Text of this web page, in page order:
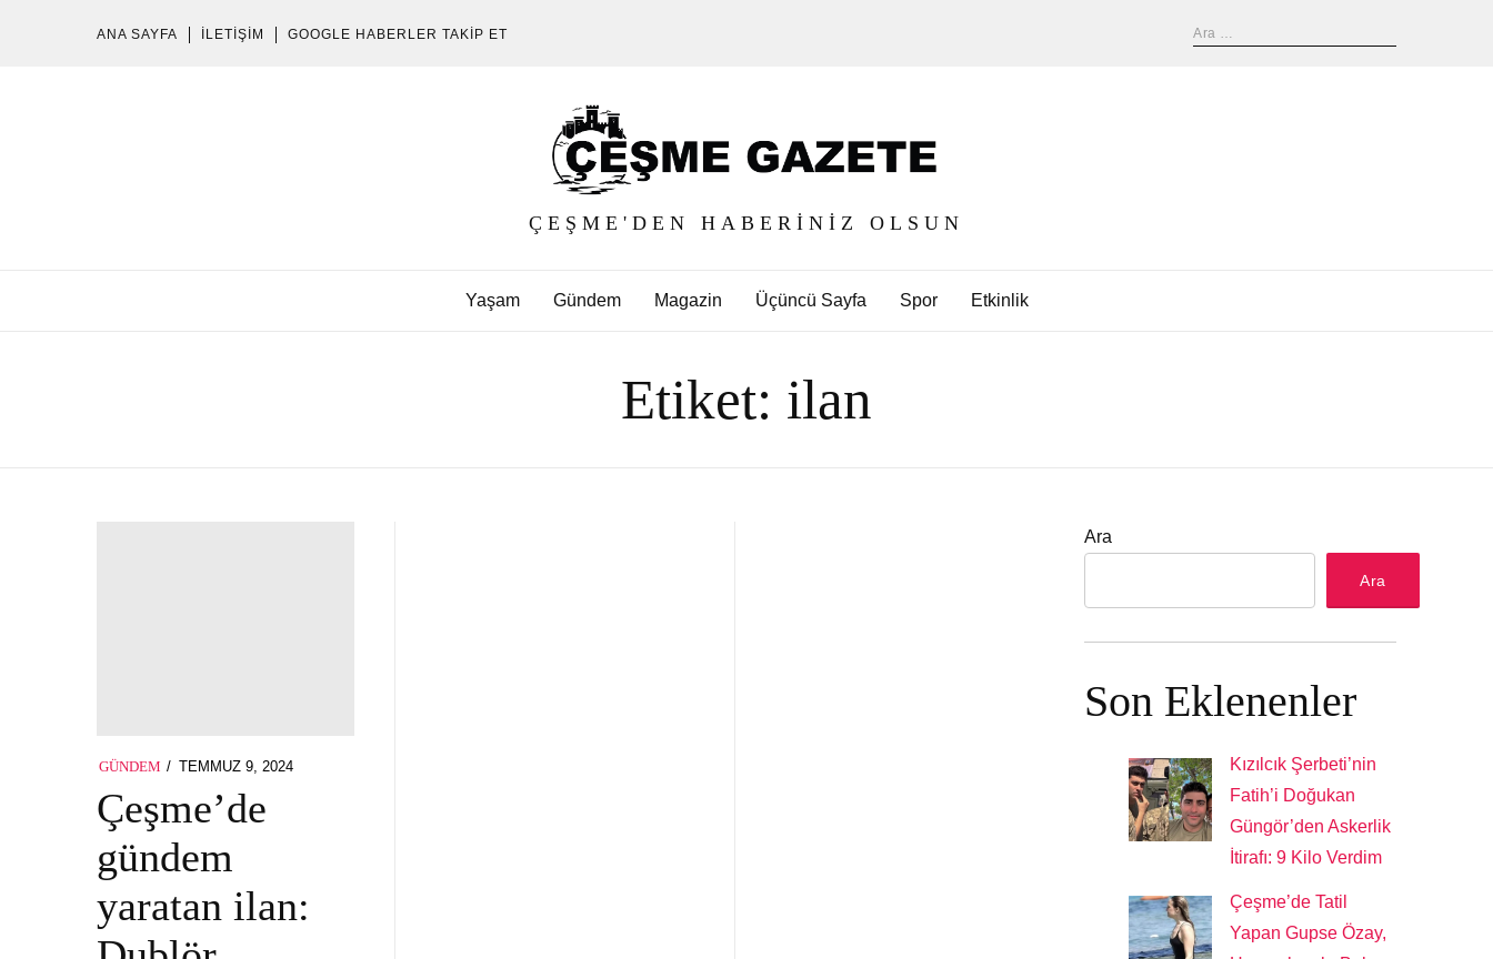
ANA SAYFA İLETIŞIM GOOGLE HABERLER TAKIP ET
ÇEŞME'DEN HABERINIZ OLSUN
Yaşam Gündem Magazin Üçüncü Sayfa Spor Etkinlik
Etiket: ilan
GÜNDEM
POSTED
TEMMUZ 9, 2024
Çeşme’de
gündem
yaratan ilan:
Ara
Ara
Son Eklenenler
Kızılcık Şerbeti’nin
Fatih’i Doğukan
Güngör’den Askerlik
İtirafı: 9 Kilo Verdim
Çeşme’de Tatil
Yapan Gupse Özay,